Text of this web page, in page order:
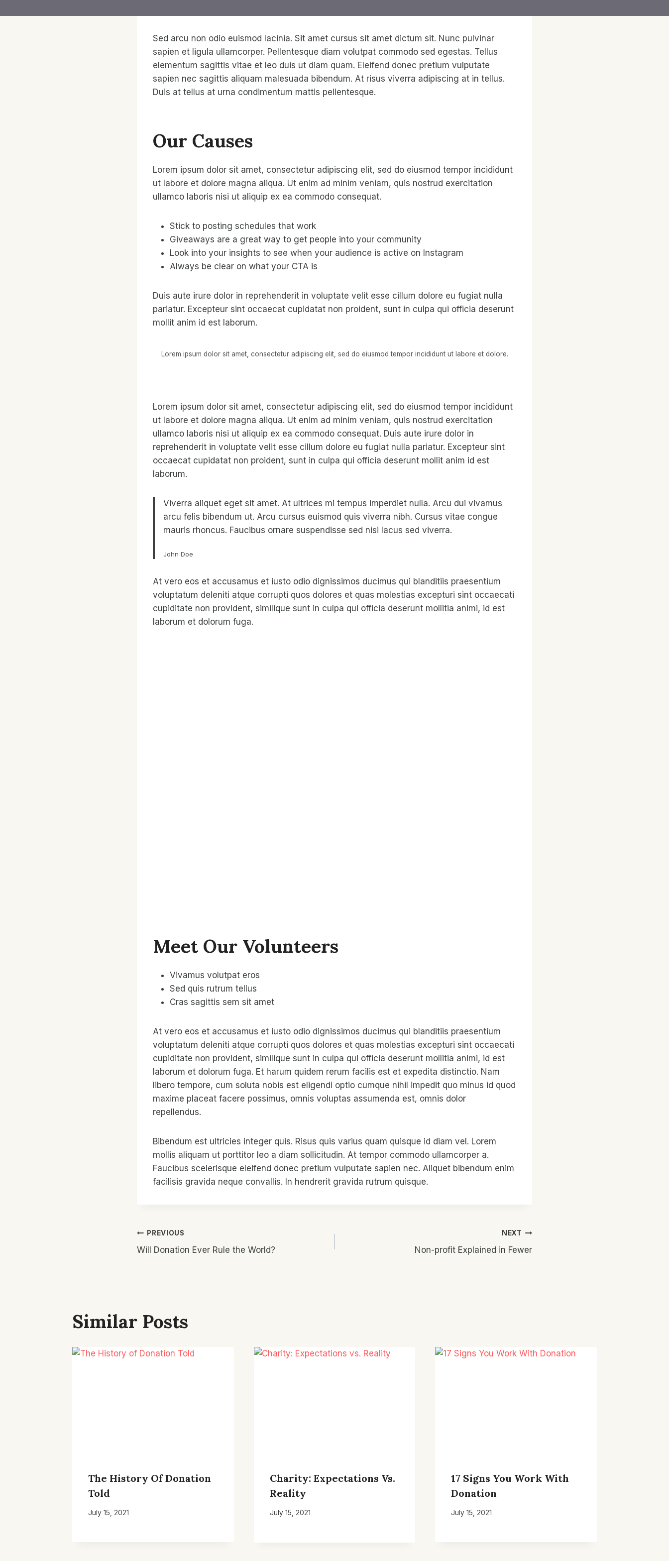
Sed arcu non odio euismod lacinia. Sit amet cursus sit amet dictum sit. Nunc pulvinar
sapien et ligula ullamcorper. Pellentesque diam volutpat commodo sed egestas. Tellus
elementum sagittis vitae et leo duis ut diam quam. Eleifend donec pretium vulputate
sapien nec sagittis aliquam malesuada bibendum. At risus viverra adipiscing at in tellus.
Duis at tellus at urna condimentum mattis pellentesque.
Our Causes
Lorem ipsum dolor sit amet, consectetur adipiscing elit, sed do eiusmod tempor incididunt
ut labore et dolore magna aliqua. Ut enim ad minim veniam, quis nostrud exercitation
ullamco laboris nisi ut aliquip ex ea commodo consequat.
Stick to posting schedules that work
Giveaways are a great way to get people into your community
Look into your insights to see when your audience is active on Instagram
Always be clear on what your CTA is
Duis aute irure dolor in reprehenderit in voluptate velit esse cillum dolore eu fugiat nulla
pariatur. Excepteur sint occaecat cupidatat non proident, sunt in culpa qui officia deserunt
mollit anim id est laborum.
Lorem ipsum dolor sit amet, consectetur adipiscing elit, sed do eiusmod tempor incididunt ut labore et dolore.
Lorem ipsum dolor sit amet, consectetur adipiscing elit, sed do eiusmod tempor incididunt
ut labore et dolore magna aliqua. Ut enim ad minim veniam, quis nostrud exercitation
ullamco laboris nisi ut aliquip ex ea commodo consequat. Duis aute irure dolor in
reprehenderit in voluptate velit esse cillum dolore eu fugiat nulla pariatur. Excepteur sint
occaecat cupidatat non proident, sunt in culpa qui officia deserunt mollit anim id est
laborum.
Viverra aliquet eget sit amet. At ultrices mi tempus imperdiet nulla. Arcu dui vivamus
arcu felis bibendum ut. Arcu cursus euismod quis viverra nibh. Cursus vitae congue
mauris rhoncus. Faucibus ornare suspendisse sed nisi lacus sed viverra.
John Doe
At vero eos et accusamus et iusto odio dignissimos ducimus qui blanditiis praesentium
voluptatum deleniti atque corrupti quos dolores et quas molestias excepturi sint occaecati
cupiditate non provident, similique sunt in culpa qui officia deserunt mollitia animi, id est
laborum et dolorum fuga.
Meet Our Volunteers
Vivamus volutpat eros
Sed quis rutrum tellus
Cras sagittis sem sit amet
At vero eos et accusamus et iusto odio dignissimos ducimus qui blanditiis praesentium
voluptatum deleniti atque corrupti quos dolores et quas molestias excepturi sint occaecati
cupiditate non provident, similique sunt in culpa qui officia deserunt mollitia animi, id est
laborum et dolorum fuga. Et harum quidem rerum facilis est et expedita distinctio. Nam
libero tempore, cum soluta nobis est eligendi optio cumque nihil impedit quo minus id quod
maxime placeat facere possimus, omnis voluptas assumenda est, omnis dolor
repellendus.
Bibendum est ultricies integer quis. Risus quis varius quam quisque id diam vel. Lorem
mollis aliquam ut porttitor leo a diam sollicitudin. At tempor commodo ullamcorper a.
Faucibus scelerisque eleifend donec pretium vulputate sapien nec. Aliquet bibendum enim
facilisis gravida neque convallis. In hendrerit gravida rutrum quisque.
Post
PREVIOUS
Will Donation Ever Rule the World?
NEXT
Non-profit Explained in Fewer
Similar Posts
The History Of Donation
Told
July 15, 2021
Charity: Expectations Vs.
Reality
July 15, 2021
17 Signs You Work With
Donation
July 15, 2021